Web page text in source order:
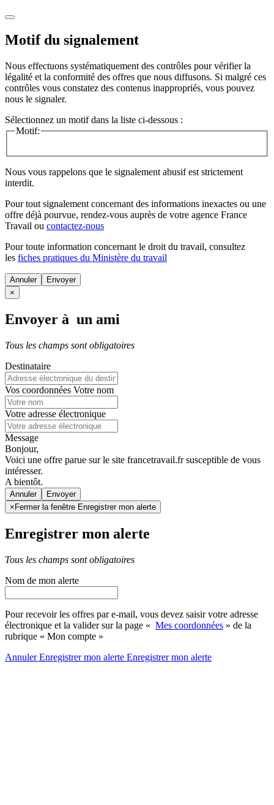
Motif du signalement
Nous effectuons systématiquement des contrôles pour vérifier la
légalité et la conformité des offres que nous diffusons. Si malgré ces
contrôles vous constatez des contenus inappropriés, vous pouvez
nous le signaler.
Sélectionnez un motif dans la liste ci-dessous :
Motif:
Nous vous rappelons que le signalement abusif est strictement
interdit.
Pour tout signalement concernant des informations inexactes ou une
offre déjà pourvue, rendez-vous auprès de votre agence France
Travail ou contactez-nous
Pour toute information concernant le droit du travail, consultez
les fiches pratiques du Ministère du travail
Annuler
×
Envoyer à un ami
Tous les champs sont obligatoires
Destinataire
Vos coordonnées Votre nom
Votre adresse électronique
Message
Bonjour,
Voici une offre parue sur le site francetravail.fr susceptible de vous
intéresser.
A bientôt.
Annuler
× Fermer la fenêtre Enregistrer mon alerte
Enregistrer mon alerte
Tous les champs sont obligatoires
Nom de mon alerte
Pour recevoir les offres par e-mail, vous devez saisir votre adresse
électronique et la valider sur la page « Mes coordonnées » de la
rubrique « Mon compte »
AnnulerEnregistrer mon alerte Enregistrermon alerte